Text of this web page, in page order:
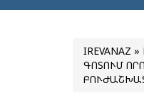
IREVANAZ »
ԳՈՏՈՒՄ